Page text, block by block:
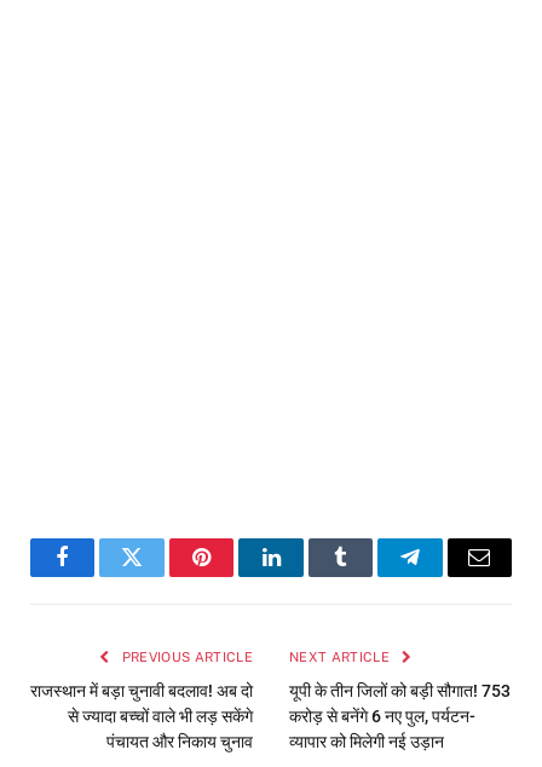
FacebookTwitter PinterestLinkedInTumblr TelegramEmail
PREVIOUS ARTICLE
राजस्थान में बड़ा चुनावी बदलाव! अब दो
से ज्यादा बच्चों वाले भी लड़ सकेंगे
पंचायत और निकाय चुनाव
NEXT ARTICLE
यूपी के तीन जिलों को बड़ी सौगात! 753
करोड़ से बनेंगे 6 नए पुल, पर्यटन-
व्यापार को मिलेगी नई उड़ान